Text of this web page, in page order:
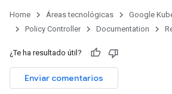
Home Áreas tecnológicas
Google
Policy Controller
Documentation
¿Te ha resultado útil?
Enviar comentarios